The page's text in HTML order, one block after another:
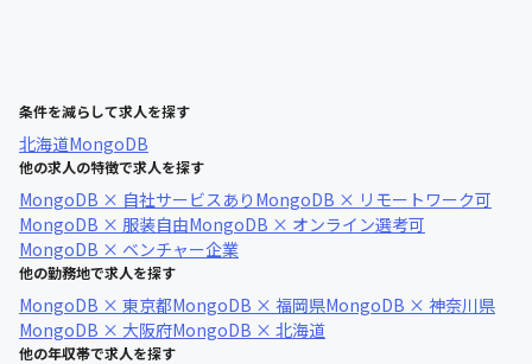
条件を減らして求人を探す
北海道MongoDB
他の求人の特徴で求人を探す
MongoDB × 自社サービスあり MongoDB × リモートワーク可
MongoDB × 服装自由MongoDB × オンライン選考可
MongoDB × ベンチャー企業
他の勤務地で求人を探す
MongoDB × 東京都MongoDB × 福岡県MongoDB × 神奈川県
MongoDB × 大阪府MongoDB × 北海道
他の年収帯で求人を探す